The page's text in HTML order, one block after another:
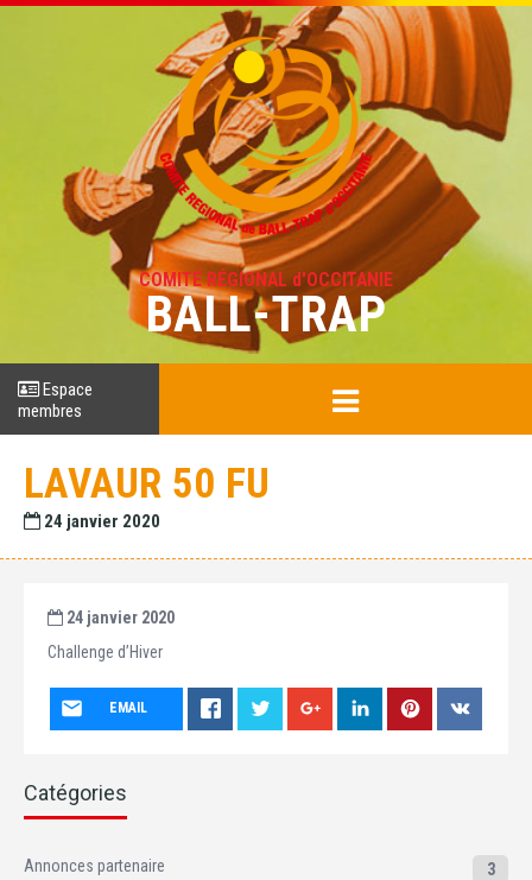
COMITÉ RÉGIONAL d'OCCITANIE
BALL-TRAP
Espace
membres
LAVAUR 50 FU
24 janvier 2020
24 janvier 2020
Challenge d’Hiver
EMAIL
Catégories
Annonces partenaire 3